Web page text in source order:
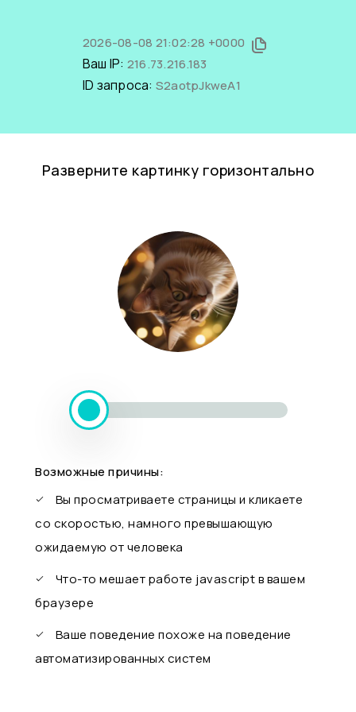
2026-08-08 21:02:28 +0000
Ваш IP: 216.73.216.183
ID запроса: S2aotpJkweA1
Разверните картинку горизонтально
Возможные причины:
Вы просматриваете страницы и кликаете
со скоростью, намного превышающую
ожидаемую от человека
Что-то мешает работе javascript в вашем
браузере
Ваше поведение похоже на поведение
автоматизированных систем